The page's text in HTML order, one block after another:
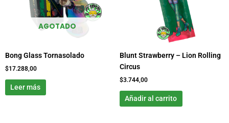
AGOTADO
Bong Glass Tornasolado
$17.288,00
Leer más
Blunt Strawberry – Lion Rolling
Circus
$3.744,00
Añadir al carrito